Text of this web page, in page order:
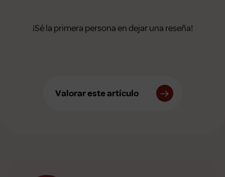
¡Sé la primera persona en dejar una reseña!
Valorar este artículo